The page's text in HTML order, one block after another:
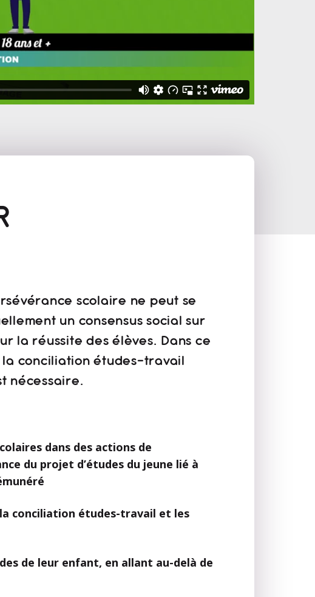
scolaire ne peut se
un consensus social sur
la réussite des élèves. Dans ce
conciliation études-travail
nécessaire.
dans des actions de
du projet d’études du jeune lié à
la conciliation études-travail et les
de leur enfant, en allant au-delà de